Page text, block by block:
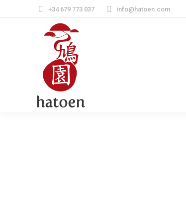
+34 679 773 037 info@hatoen.com